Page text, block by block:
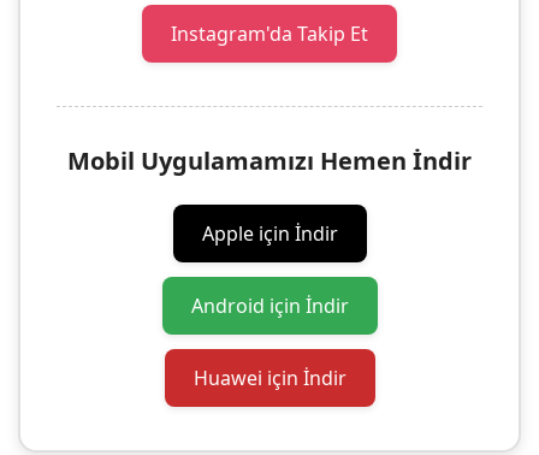
Instagram'da Takip Et
Mobil Uygulamamızı Hemen İndir
Apple için İndir
Android için İndir
Huawei için İndir